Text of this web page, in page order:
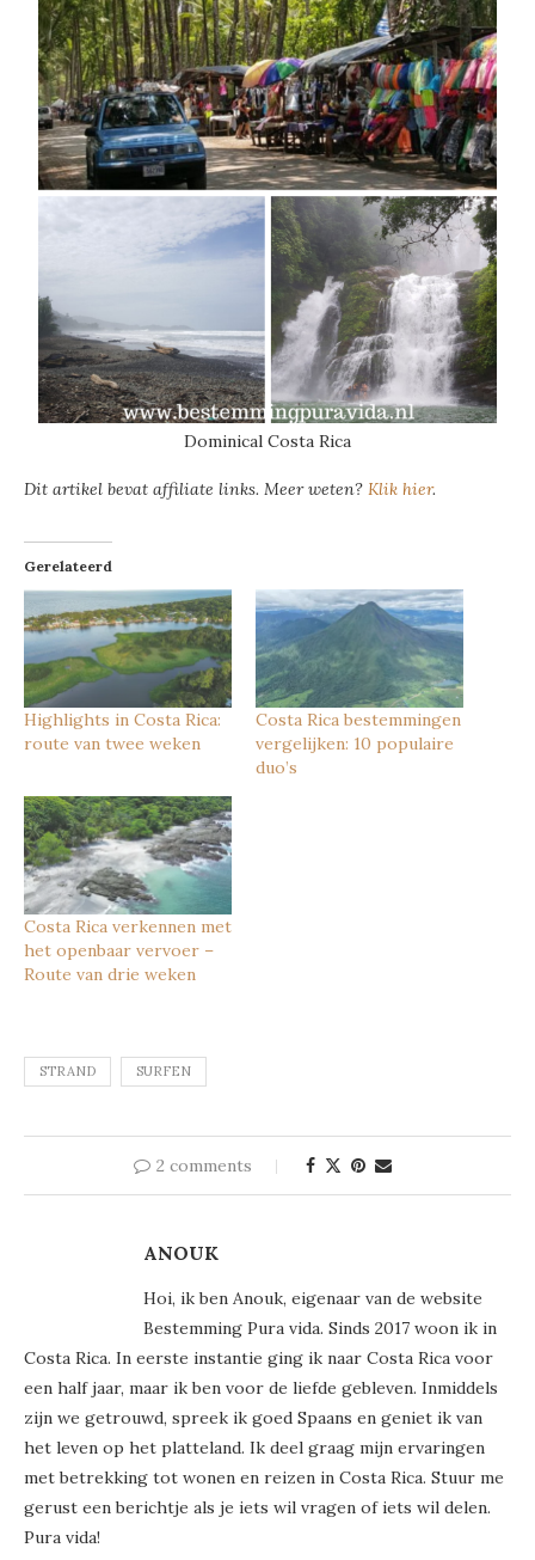
Dominical Costa Rica
Dit artikel bevat affiliate links. Meer weten? Klik hier.
Gerelateerd
Highlights in Costa Rica:
route van twee weken
Costa Rica bestemmingen
vergelijken: 10 populaire
duo’s
Costa Rica verkennen met
het openbaar vervoer –
Route van drie weken
STRAND SURFEN
2 comments
ANOUK
Hoi, ik ben Anouk, eigenaar van de website
Bestemming Pura vida. Sinds 2017 woon ik in
Costa Rica. In eerste instantie ging ik naar Costa Rica voor
een half jaar, maar ik ben voor de liefde gebleven. Inmiddels
zijn we getrouwd, spreek ik goed Spaans en geniet ik van
het leven op het platteland. Ik deel graag mijn ervaringen
met betrekking tot wonen en reizen in Costa Rica. Stuur me
gerust een berichtje als je iets wil vragen of iets wil delen.
Pura vida!